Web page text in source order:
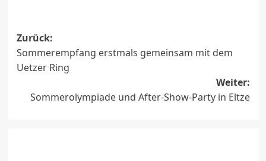
Beitragsnavigation
Zurück:
Sommerempfang erstmals gemeinsam mit dem
Uetzer Ring
Weiter:
Sommerolympiade und After-Show-Party in Eltze